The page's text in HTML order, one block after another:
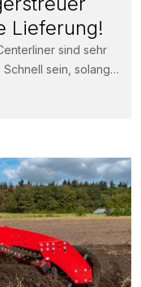
Lieferung!
sind sehr
sein, solange